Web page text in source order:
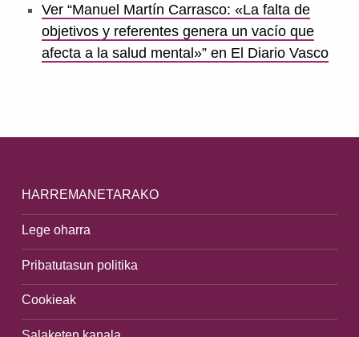
Ver “Manuel Martín Carrasco: «La falta de
objetivos y referentes genera un vacío que
afecta a la salud mental»” en El Diario Vasco
HARREMANETARAKO
Lege oharra
Pribatutasun politika
Cookieak